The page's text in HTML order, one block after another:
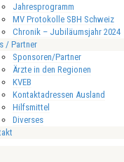
Jahresprogramm
MV Protokolle SBH Schweiz
Chronik – Jubiläumsjahr 2024
/ Partner
Sponsoren/Partner
Ärzte in den Regionen
KVEB
Kontaktadressen Ausland
Hilfsmittel
Diverses